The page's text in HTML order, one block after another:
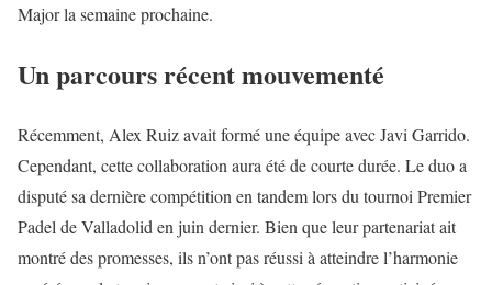
Major la semaine prochaine.
Un parcours récent mouvementé
Récemment, Alex Ruiz avait formé une équipe avec Javi Garrido.
Cependant, cette collaboration aura été de courte durée. Le duo a
disputé sa dernière compétition en tandem lors du tournoi Premier
Padel de Valladolid en juin dernier. Bien que leur partenariat ait
montré des promesses, ils n’ont pas réussi à atteindre l’harmonie